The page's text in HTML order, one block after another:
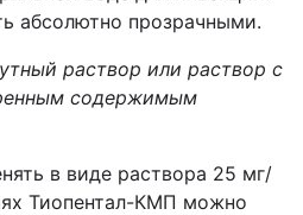
абсолютно прозрачными.
раствор или раствор с
содержимым
в виде раствора 25 мг/
Тиопентал-КМП можно